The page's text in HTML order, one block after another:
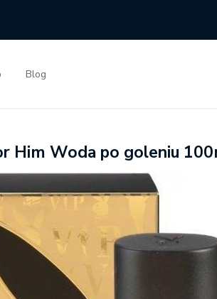
Blog
Him Woda po goleniu